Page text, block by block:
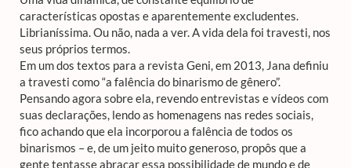
características opostas e aparentemente excludentes.
Librianíssima. Ou não, nada a ver. A vida dela foi travesti, nos
seus próprios termos.
Em um dos textos para a revista Geni, em 2013, Jana definiu
a travesti como “a falência do binarismo de gênero”.
Pensando agora sobre ela, revendo entrevistas e vídeos com
suas declarações, lendo as homenagens nas redes sociais,
fico achando que ela incorporou a falência de todos os
binarismos – e, de um jeito muito generoso, propôs que a
gente tentasse abraçar essa possibilidade de mundo e de